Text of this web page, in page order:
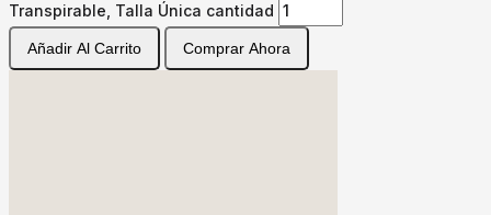
Transpirable, Talla Única cantidad
Añadir Al Carrito Comprar Ahora